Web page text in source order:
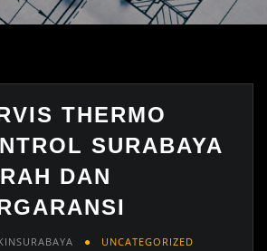
THERMO
SURABAYA
DAN
UNCATEGORIZED